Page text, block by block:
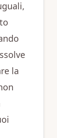
la